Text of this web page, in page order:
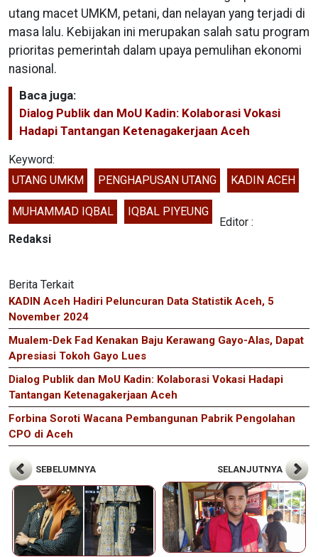
utang macet UMKM, petani, dan nelayan yang terjadi di
masa lalu. Kebijakan ini merupakan salah satu program
prioritas pemerintah dalam upaya pemulihan ekonomi
nasional.
Baca juga:
Dialog Publik dan MoU Kadin: Kolaborasi Vokasi
Hadapi Tantangan Ketenagakerjaan Aceh
Keyword:
UTANG UMKM
PENGHAPUSAN UTANG KADIN ACEH
MUHAMMAD IQBAL IQBAL PIYEUNG
Editor :
Redaksi
Berita Terkait
KADIN Aceh Hadiri Peluncuran Data Statistik Aceh, 5
November 2024
Mualem-Dek Fad Kenakan Baju Kerawang Gayo-Alas, Dapat
Apresiasi Tokoh Gayo Lues
Dialog Publik dan MoU Kadin: Kolaborasi Vokasi Hadapi
Tantangan Ketenagakerjaan Aceh
Forbina Soroti Wacana Pembangunan Pabrik Pengolahan
CPO di Aceh
SEBELUMNYA SELANJUTNYA